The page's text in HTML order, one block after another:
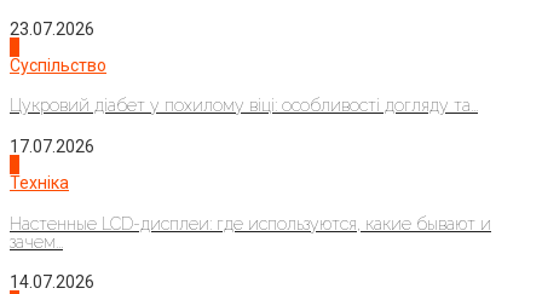
23.07.2026
Суспільство
Цукровий діабет у похилому віці: особливості догляду та...
17.07.2026
Техніка
Настенные LCD-дисплеи: где используются, какие бывают и
зачем...
14.07.2026